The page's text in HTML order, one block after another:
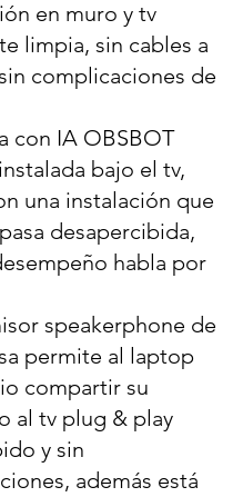
en muro y tv
limpia, sin cables a
complicaciones de
con IA OBSBOT
bajo el tv,
una instalación que
desapercibida,
habla por
speakerphone de
permite al laptop
compartir su
al tv plug & play
y sin
además está